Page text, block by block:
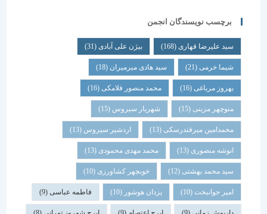
برچسب نویسندگان انجمن
سید علیرضا قهاری(168) بیژن علی آبادی(31)
شیما خرمی(21) سید هادی میرمیران(18)
بهروز مرباغی (16) محمد منصور فلامکی (16)
منوچهر مزینی(15) شهریار سیروس(15)
محمدامین میرفندرسکی(13) اردشیر سیروس(13)
انوشه منصوری(13) محمد مهدی محمودی(13)
سید محمد بهشتی(12) خوبچهر کشاورزی(10)
امیر جوانبخت(10) یزدان هوشور(10) فاطمه عباسی(9)